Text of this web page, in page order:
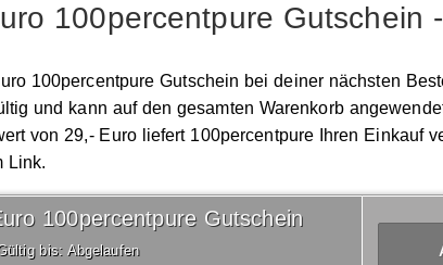
100percentpure Gutschein
100percentpure Gutschein bei deiner nächsten
und kann auf den gesamten Warenkorb
von 29,- Euro liefert 100percentpure Ihren Einkauf
Link.
100percentpure Gutschein
bis: Abgelaufen